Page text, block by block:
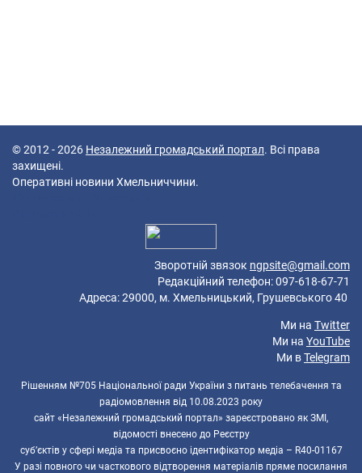
© 2012 - 2026 Незалежний громадський портал. Всі права
захищені.
Оперативні новини Хмельниччини.
Зворотній звязок ngpsite@gmail.com
Редакційний телефон: 097-618-67-71
Адреса: 29000, м. Хмельницький, Грушевського 40
Ми на Twitter
Ми на YouTube
Ми вTelegram
Рішенням №705 Національної ради України з питань телебачення та
радіомовлення від 10.08.2023 року
сайт «Незалежний громадський портал» зареєстровано як ЗМІ,
відомості внесено до Реєстру
суб’єктів у сфері медіа та присвоєно ідентифікатор медіа – R40-01167
У разі повного чи часткового відтворення матеріалів пряме посилання